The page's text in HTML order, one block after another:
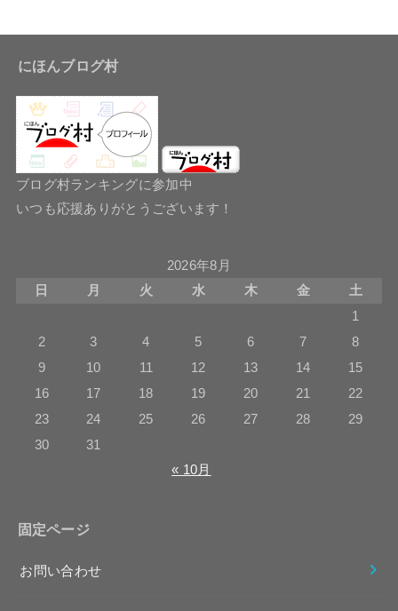
にほんブログ村
ブログ村ランキングに参加中
いつも応援ありがとうございます！
2026年8月
日
月 火 水 木 金
土
1
2
3 4 5 6 7
8
9
10 11 12 13 14
15
16
17 18 19 20 21
22
23
24 25 26 27 28
29
30
31
« 10月
固定ページ
お問い合わせ